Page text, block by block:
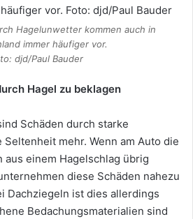
Hagelunwetter kommen auch in
immer häufiger vor.
djd/Paul Bauder
Hagel zu beklagen
Schäden durch starke
mehr. Wenn am Auto die
einem Hagelschlag übrig
diese Schäden nahezu
Dachziegeln ist dies allerdings
Bedachungsmaterialien sind